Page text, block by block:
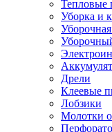
Тепловые
Уборка и
Дрели
Клеевые
Лобзики
Молотки